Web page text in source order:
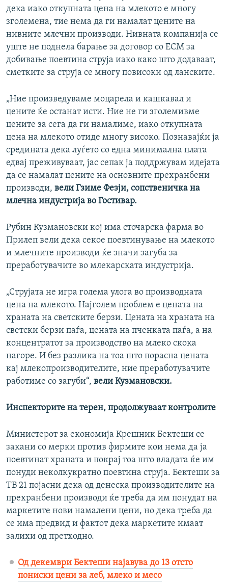
дека иако откупната цена на млекото е многу
зголемена, тие нема да ги намалат цените на
нивните млечни производи. Нивната компанија се
уште не поднела барање за договор со ЕСМ за
добивање поевтина струја иако како што додаваат,
сметките за струја се многу повисоки од ланските.
„Ние произведуваме моцарела и кашкавал и
цените ќе останат исти. Ние не ги зголемивме
цените за сега да ги намалиме, иако откупната
цена на млекото отиде многу високо. Познавајќи ја
средината дека луѓето со една минимална плата
едвај преживуваат, јас сепак ја поддржувам идејата
да се намалат цените на основните прехранбени
производи, вели Гзиме Фезји, сопственичка на
млечна индустрија во Гостивар.
Рубин Кузмановски кој има сточарска фарма во
Прилеп вели дека секое поевтинување на млекото
и млечните производи ќе значи загуба за
преработувачите во млекарската индустрија.
„Струјата не игра голема улога во производната
цена на млекото. Најголем проблем е цената на
храната на светските берзи. Цената на храната на
светски берзи паѓа, цената на пченката паѓа, а на
концентратот за производство на млеко скока
нагоре. И без разлика на тоа што порасна цената
кај млекопроизводителите, ние преработувачите
работиме со загуби“, вели Кузмановски.
Инспекторите на терен, продолжуваат контролите
Министерот за економија Крешник Бектеши се
закани со мерки против фирмите кои нема да ја
поевтинат храната и покрај тоа што владата ќе им
понуди неколкукратно поевтина струја. Бектеши за
ТВ 21 појасни дека од денеска производителите на
прехранбени производи ќе треба да им понудат на
маркетите нови намалени цени, но дека треба да
се има предвид и фактот дека маркетите имаат
залихи од претходно.
Од декември Бектеши најавува до 13 отсто
пониски цени за леб, млеко и месо